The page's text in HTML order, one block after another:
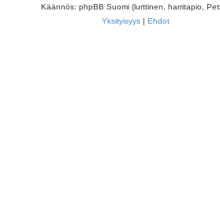
Käännös: phpBB Suomi (lurttinen, harritapio,
Yksityisyys| Ehdot